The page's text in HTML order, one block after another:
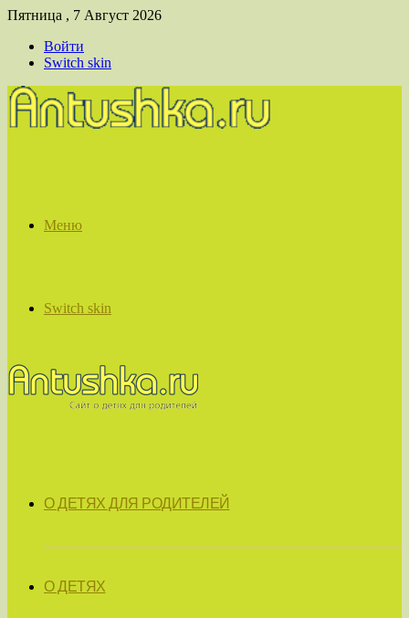
Пятница , 7 Август 2026
Войти
Switch skin
Меню
Switch skin
О ДЕТЯХ ДЛЯ РОДИТЕЛЕЙ
О ДЕТЯХ